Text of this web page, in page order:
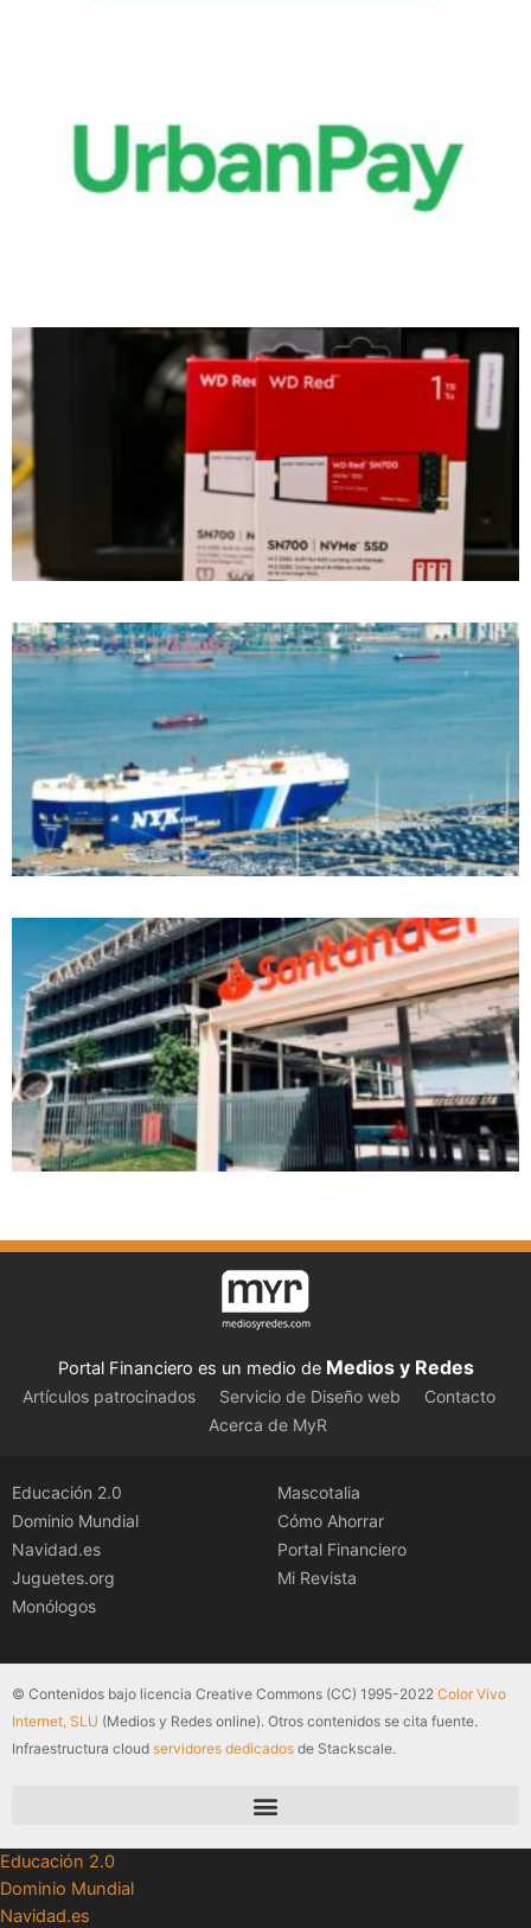
Portal Financiero es un medio de Medios y Redes
Artículos patrocinados Servicio de Diseño web
Contacto
Acerca de MyR
Educación 2.0
Dominio Mundial
Navidad.es
Juguetes.org
Monólogos
Mascotalia
Cómo Ahorrar
Portal Financiero
Mi Revista
© Contenidos bajo licencia Creative Commons (CC) 1995-2022 Color Vivo
Internet, SLU (Medios y Redes online). Otros contenidos se cita fuente.
Infraestructura cloud servidores dedicados de Stackscale.
Educación 2.0
Dominio Mundial
Navidad.es